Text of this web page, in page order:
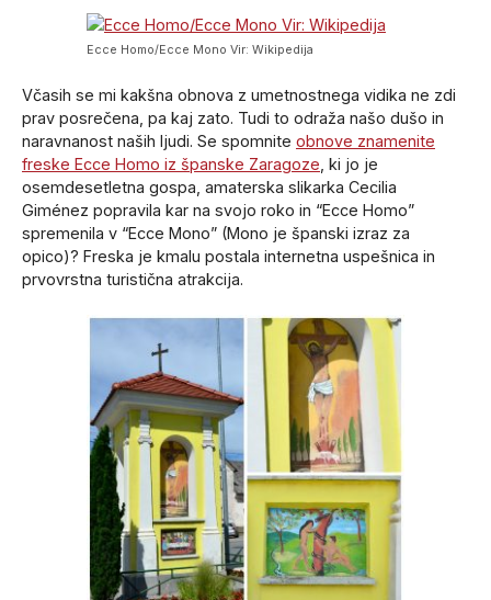
Ecce Homo/Ecce Mono Vir: Wikipedija
Včasih se mi kakšna obnova z umetnostnega vidika ne zdi
prav posrečena, pa kaj zato. Tudi to odraža našo dušo in
naravnanost naših ljudi. Se spomnite obnove znamenite
freske Ecce Homo iz španske Zaragoze , ki jo je
osemdesetletna gospa, amaterska slikarka Cecilia
Giménez popravila kar na svojo roko in “Ecce Homo”
spremenila v “Ecce Mono” (Mono je španski izraz za
opico)? Freska je kmalu postala internetna uspešnica in
prvovrstna turistična atrakcija.